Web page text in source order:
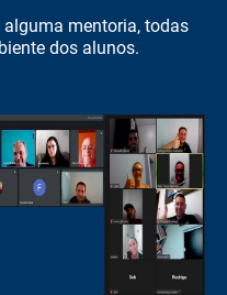
mentoria, todas
dos alunos.